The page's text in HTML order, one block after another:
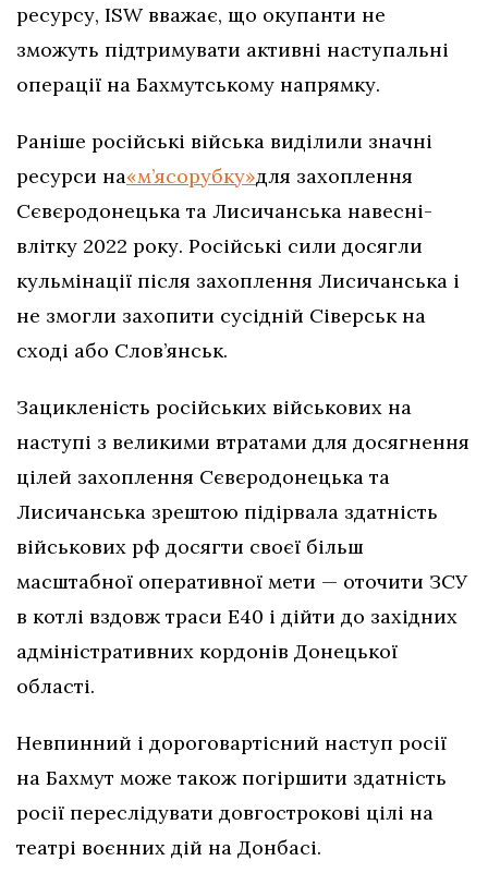
ресурсу, ISW вважає, що окупанти не
зможуть підтримувати активні наступальні
операції на Бахмутському напрямку.
Раніше російські війська виділили значні
ресурси на«м’ясорубку»для захоплення
Сєвєродонецька та Лисичанська навесні-
влітку 2022 року. Російські сили досягли
кульмінації після захоплення Лисичанська і
не змогли захопити сусідній Сіверськ на
сході або Слов’янськ.
Зацикленість російських військових на
наступі з великими втратами для досягнення
цілей захоплення Сєвєродонецька та
Лисичанська зрештою підірвала здатність
військових рф досягти своєї більш
масштабної оперативної мети — оточити ЗСУ
в котлі вздовж траси Е40 і дійти до західних
адміністративних кордонів Донецької
області.
Невпинний і дороговартісний наступ росії
на Бахмут може також погіршити здатність
росії переслідувати довгострокові цілі на
театрі воєнних дій на Донбасі.